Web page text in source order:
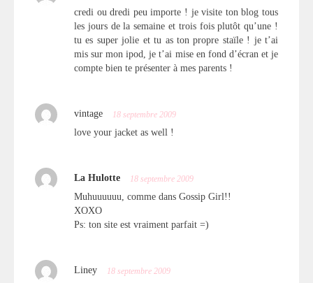
credi ou dredi peu importe ! je visite ton blog tous
les jours de la semaine et trois fois plutôt qu’une !
tu es super jolie et tu as ton propre staïle ! je t’ai
mis sur mon ipod, je t’ai mise en fond d’écran et je
compte bien te présenter à mes parents !
vintage 18 septembre 2009
love your jacket as well !
La Hulotte 18 septembre 2009
Muhuuuuuu, comme dans Gossip Girl!!
XOXO
Ps: ton site est vraiment parfait =)
Liney 18 septembre 2009